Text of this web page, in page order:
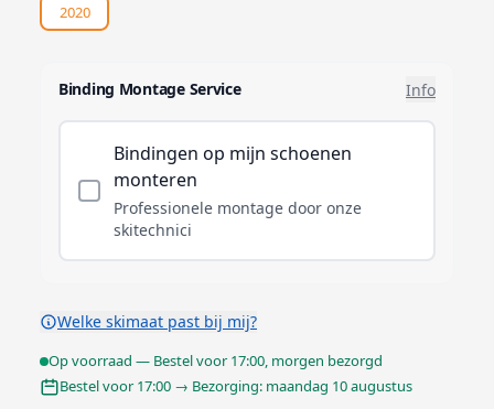
2020
Binding Montage Service Info
Bindingen op mijn schoenen
monteren
Professionele montage door onze
skitechnici
Welke skimaat past bij mij?
Op voorraad — Bestel voor 17:00, morgen bezorgd
Bestel voor 17:00 → Bezorging: maandag 10 augustus